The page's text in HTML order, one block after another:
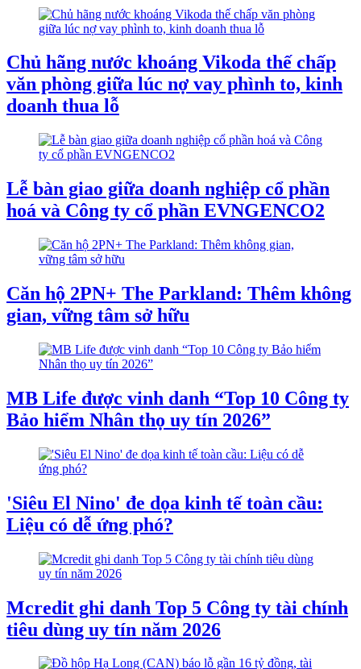
Chủ hãng nước khoáng Vikoda thế chấp
văn phòng giữa lúc nợ vay phình to, kinh
doanh thua lỗ
Lễ bàn giao giữa doanh nghiệp cổ phần
hoá và Công ty cổ phần EVNGENCO2
Căn hộ 2PN+ The Parkland: Thêm không
gian, vững tâm sở hữu
MB Life được vinh danh “Top 10 Công ty
Bảo hiểm Nhân thọ uy tín 2026”
'Siêu El Nino' đe dọa kinh tế toàn cầu:
Liệu có dễ ứng phó?
Mcredit ghi danh Top 5 Công ty tài chính
tiêu dùng uy tín năm 2026